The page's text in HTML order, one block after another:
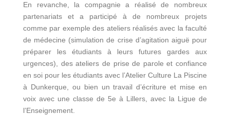
En revanche, la compagnie a réalisé de nombreux
partenariats et a participé à de nombreux projets
comme par exemple des ateliers réalisés avec la faculté
de médecine (simulation de crise d’agitation aiguë pour
préparer les étudiants à leurs futures gardes aux
urgences), des ateliers de prise de parole et confiance
en soi pour les étudiants avec l’Atelier Culture La Piscine
à Dunkerque, ou bien un travail d’écriture et mise en
voix avec une classe de 5e à Lillers, avec la Ligue de
l’Enseignement.